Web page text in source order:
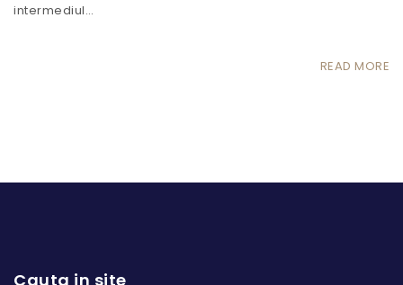
intermediul…
READ MORE
Cauta in site